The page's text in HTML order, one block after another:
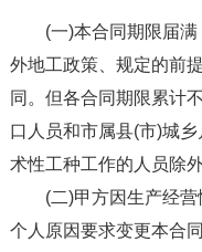
(一)本合同期限届
外地工政策、规定的前
同。但各合同期限累计
口人员和市属县(市)城
术性工种工作的人员除外
(二)甲方因生产经
个人原因要求变更本合